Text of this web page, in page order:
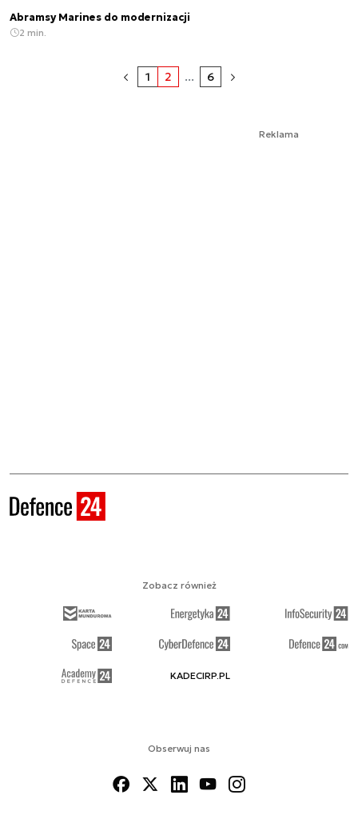
Abramsy Marines do modernizacji
2 min.
1 2 ... 6
Reklama
Obserwuj nas
Zobacz również
KADECIRP.PL